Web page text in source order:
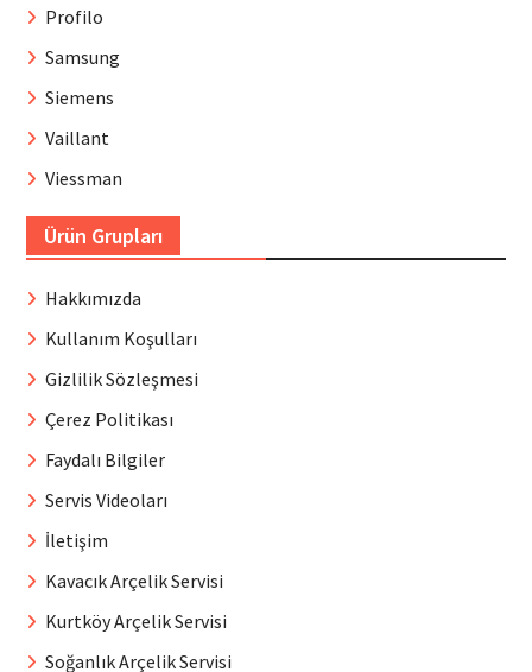
Profilo
Samsung
Siemens
Vaillant
Viessman
Ürün Grupları
Hakkımızda
Kullanım Koşulları
Gizlilik Sözleşmesi
Çerez Politikası
Faydalı Bilgiler
Servis Videoları
İletişim
Kavacık Arçelik Servisi
Kurtköy Arçelik Servisi
Soğanlık Arçelik Servisi